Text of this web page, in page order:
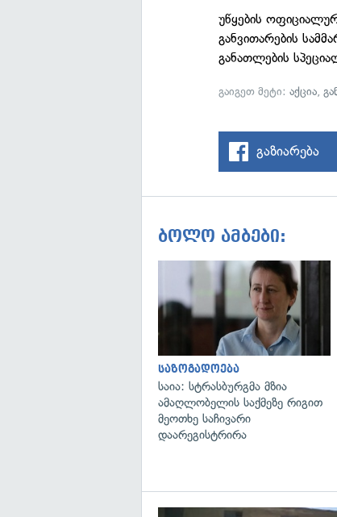
უწყების
განვითარების
განათლების
გაიგეთ მეტი:აქცია,
გაზიარება
ბოლო ამბები:
საზოგადოება
საია: სტრასბურგმა მზია
ამაღლობელის საქმეზე რიგით
მეოთხე საჩივარი
დაარეგისტრირა